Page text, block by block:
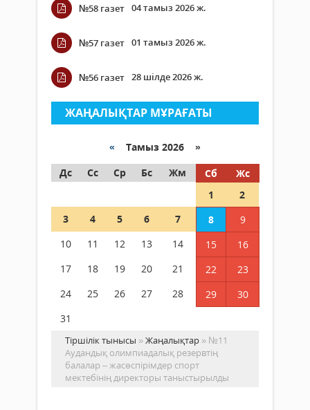
№58 газет 04 тамыз 2026 ж.
№57 газет 01 тамыз 2026 ж.
№56 газет 28 шілде 2026 ж.
ЖАҢАЛЫҚТАР МҰРАҒАТЫ
« Тамыз 2026 »
Дс
Сс Ср Бс Жм Сб
Жс
1
2
3
4 5 6 7 8
9
10
11 12 13 14 15
16
17
18 19 20 21 22
23
24
25 26 27 28 29
30
31
Тіршілік тынысы »Жаңалықтар » №11
Аудандық олимпиадалық резервтің
балалар – жасөспірімдер спорт
мектебінің директоры таныстырылды